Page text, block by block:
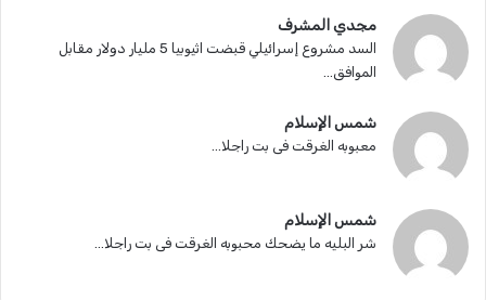
مجدي المشرف
السد مشروع إسرائيلي قبضت اثيوبيا 5 مليار دولار مقابل
الموافق...
شمس الإسلام
معبوبه الغرقت فى بت راجلا...
شمس الإسلام
شر البليه ما يضحك محبوبه الغرقت فى بت راجلا...